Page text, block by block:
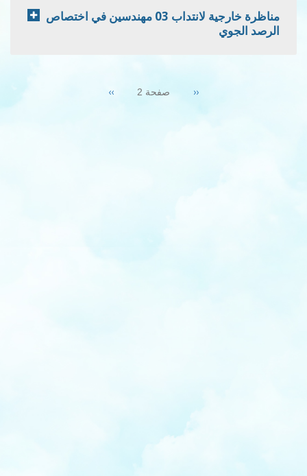
مناظرة خارجية لانتداب 03 مهندسين في اختصاص
الرصد الجوي
Previous
‹‹ صفحة 2 Next
››